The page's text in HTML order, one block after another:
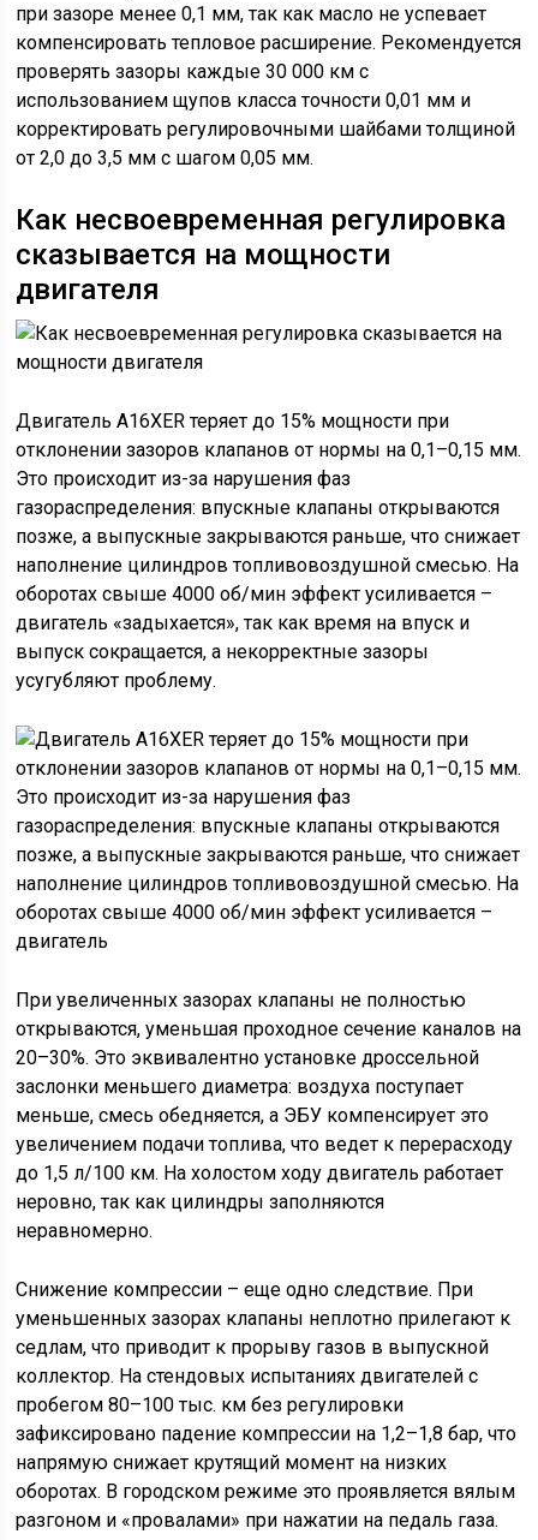
при зазоре менее 0,1 мм, так как масло не успевает
компенсировать тепловое расширение. Рекомендуется
проверять зазоры каждые 30 000 км с
использованием щупов класса точности 0,01 мм и
корректировать регулировочными шайбами толщиной
от 2,0 до 3,5 мм с шагом 0,05 мм.
Как несвоевременная регулировка
сказывается на мощности
двигателя
Двигатель A16XER теряет до 15% мощности при
отклонении зазоров клапанов от нормы на 0,1–0,15 мм.
Это происходит из-за нарушения фаз
газораспределения: впускные клапаны открываются
позже, а выпускные закрываются раньше, что снижает
наполнение цилиндров топливовоздушной смесью. На
оборотах свыше 4000 об/мин эффект усиливается –
двигатель «задыхается», так как время на впуск и
выпуск сокращается, а некорректные зазоры
усугубляют проблему.
При увеличенных зазорах клапаны не полностью
открываются, уменьшая проходное сечение каналов на
20–30%. Это эквивалентно установке дроссельной
заслонки меньшего диаметра: воздуха поступает
меньше, смесь обедняется, а ЭБУ компенсирует это
увеличением подачи топлива, что ведет к перерасходу
до 1,5 л/100 км. На холостом ходу двигатель работает
неровно, так как цилиндры заполняются
неравномерно.
Снижение компрессии – еще одно следствие. При
уменьшенных зазорах клапаны неплотно прилегают к
седлам, что приводит к прорыву газов в выпускной
коллектор. На стендовых испытаниях двигателей с
пробегом 80–100 тыс. км без регулировки
зафиксировано падение компрессии на 1,2–1,8 бар, что
напрямую снижает крутящий момент на низких
оборотах. В городском режиме это проявляется вялым
разгоном и «провалами» при нажатии на педаль газа.